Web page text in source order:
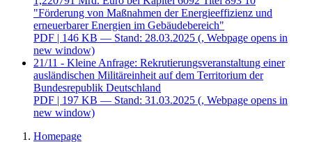
"Förderung von Maßnahmen der Energieeffizienz und
erneuerbarer Energien im Gebäudebereich"
PDF | 146 KB — Stand: 28.03.2025 (, Webpage opens in
new window)
21/11 - Kleine Anfrage: Rekrutierungsveranstaltung einer
ausländischen Militäreinheit auf dem Territorium der
Bundesrepublik Deutschland
PDF | 197 KB — Stand: 31.03.2025 (, Webpage opens in
new window)
Homepage